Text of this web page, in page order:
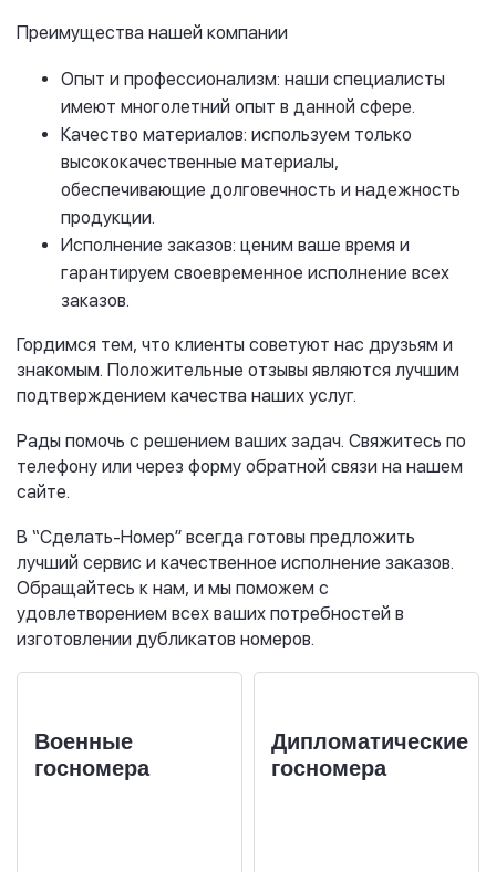
Преимущества нашей компании
Опыт и профессионализм: наши специалисты
имеют многолетний опыт в данной сфере.
Качество материалов: используем только
высококачественные материалы,
обеспечивающие долговечность и надежность
продукции.
Исполнение заказов: ценим ваше время и
гарантируем своевременное исполнение всех
заказов.
Гордимся тем, что клиенты советуют нас друзьям и
знакомым. Положительные отзывы являются лучшим
подтверждением качества наших услуг.
Рады помочь с решением ваших задач. Свяжитесь по
телефону или через форму обратной связи на нашем
сайте.
В “Сделать-Номер” всегда готовы предложить
лучший сервис и качественное исполнение заказов.
Обращайтесь к нам, и мы поможем с
удовлетворением всех ваших потребностей в
изготовлении дубликатов номеров.
Военные
госномера
Дипломатические
госномера